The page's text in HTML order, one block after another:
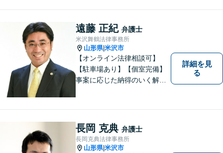
遠藤 正紀 弁護士
米沢舞鶴法律事務所
山形県|米沢市
【オンライン法律相談可】
【駐車場あり】【個室完備】
事案に応じた納得のいく解決
詳細を見
る
長岡 克典 弁護士
長岡克典法律事務所
山形県|米沢市